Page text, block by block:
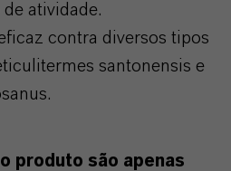
atividade.
contra diversos tipos
santonensis e
produto são apenas